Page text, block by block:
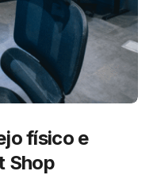
físico e
Shop